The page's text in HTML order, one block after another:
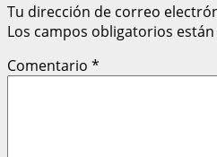
Tu dirección de correo
Los campos obligatorios
Comentario *